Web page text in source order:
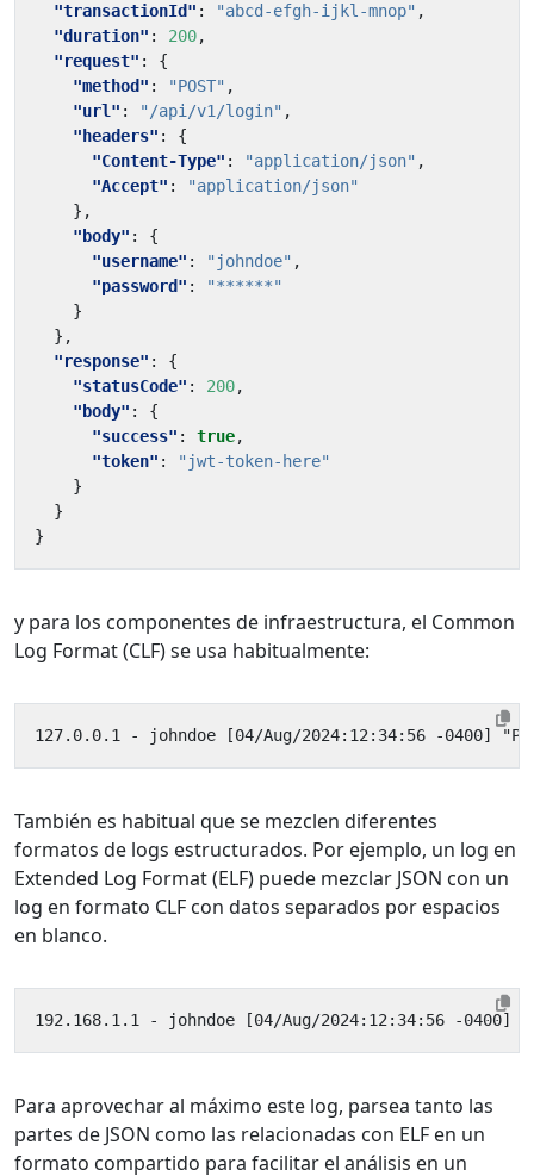
"transactionId" : "abcd-efgh-ijkl-mnop" ,
"duration" : 200,
"request" :
{
"method" : "POST" ,
"url" : "/api/v1/login" ,
"headers" :
{
"Content-Type" : "application/json" ,
"Accept" :
"application/json"
},
"body" :
{
"username" : "johndoe" ,
"password" :
"******"
}
},
"response" :
{
"statusCode" : 200,
"body" :
{
"success" : true,
"token" :
"jwt-token-here"
}
}
}
y para los componentes de infraestructura, el Common
Log Format (CLF) se usa habitualmente:
También es habitual que se mezclen diferentes
formatos de logs estructurados. Por ejemplo, un log en
Extended Log Format (ELF) puede mezclar JSON con un
log en formato CLF con datos separados por espacios
en blanco.
Para aprovechar al máximo este log, parsea tanto las
partes de JSON como las relacionadas con ELF en un
formato compartido para facilitar el análisis en un